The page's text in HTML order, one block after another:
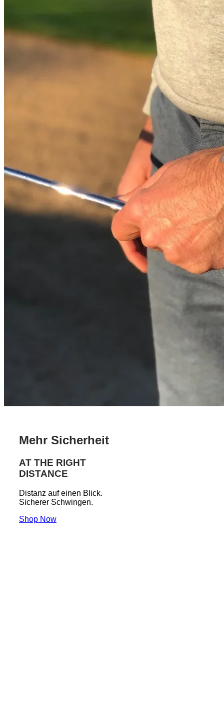
Mehr Sicherheit
AT THE RIGHT
DISTANCE
Distanz auf einen Blick.
Sicherer Schwingen.
Shop Now